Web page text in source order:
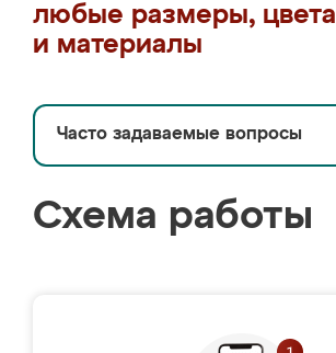
любые размеры, цвета
и материалы
Часто задаваемые вопросы
Схема работы